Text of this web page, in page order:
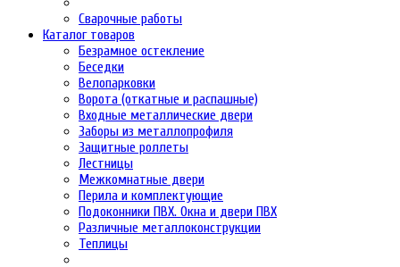
Сварочные работы
Каталог товаров
Безрамное остекление
Беседки
Велопарковки
Ворота (откатные и распашные)
Входные металлические двери
Заборы из металлопрофиля
Защитные роллеты
Лестницы
Межкомнатные двери
Перила и комплектующие
Подоконники ПВХ. Окна и двери ПВХ
Различные металлоконструкции
Теплицы